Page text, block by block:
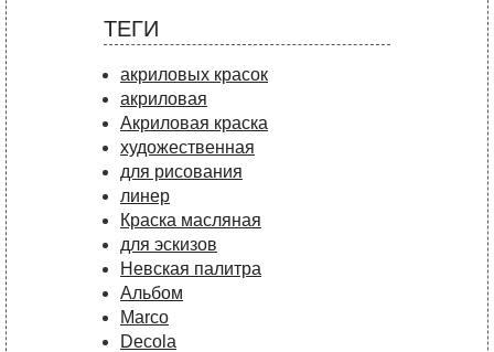
ТЕГИ
акриловых красок
акриловая
Акриловая краска
художественная
для рисования
линер
Краска масляная
для эскизов
Невская палитра
Альбом
Marco
Decola